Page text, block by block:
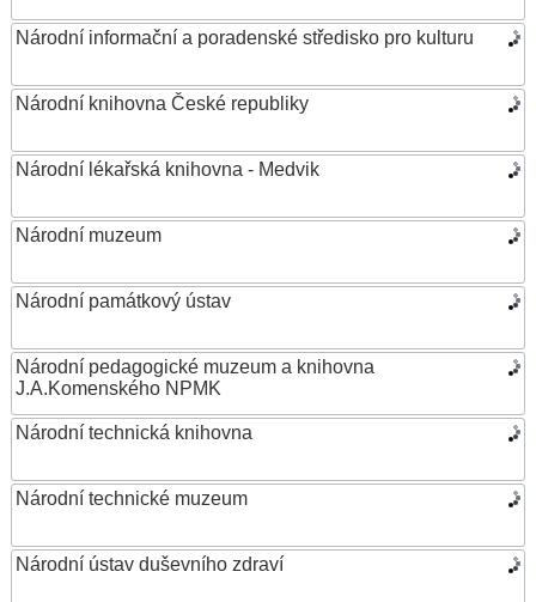
Národní informační a poradenské středisko pro kulturu
Národní knihovna České republiky
Národní lékařská knihovna - Medvik
Národní muzeum
Národní památkový ústav
Národní pedagogické muzeum a knihovna
J.A.Komenského NPMK
Národní technická knihovna
Národní technické muzeum
Národní ústav duševního zdraví